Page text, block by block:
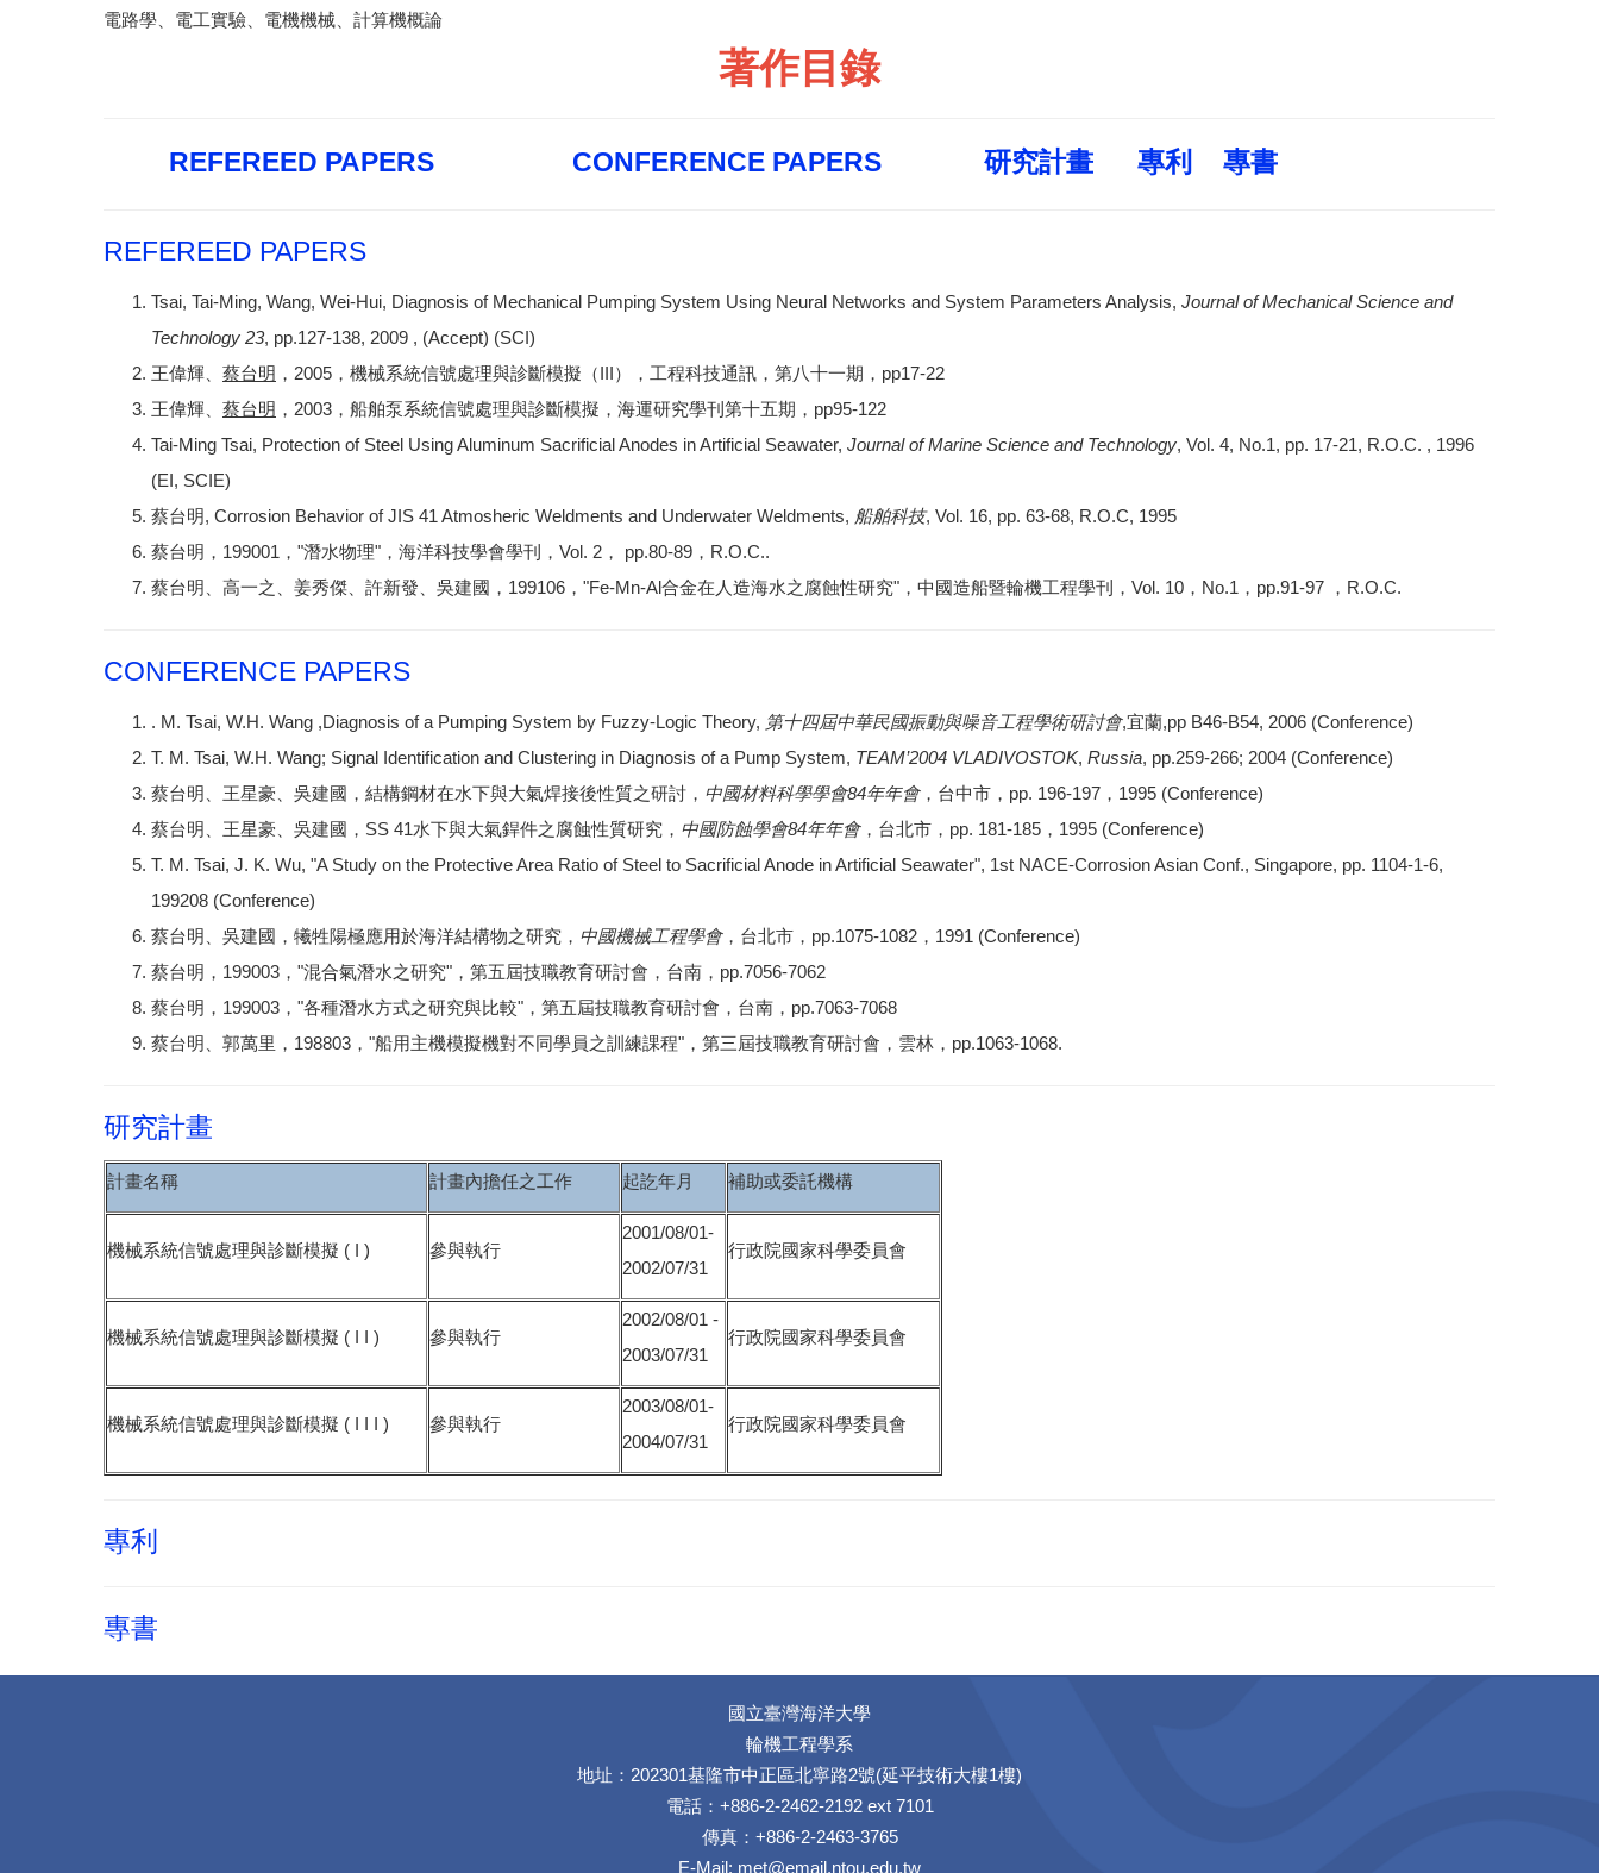
電路學、電工實驗、電機機械、計算機概論
著作目錄
REFEREED PAPERS CONFERENCE PAPERS 研究計畫 專利 專書
REFEREED PAPERS
Tsai, Tai-Ming, Wang, Wei-Hui, Diagnosis of Mechanical Pumping System Using Neural Networks and System Parameters Analysis, Journal of Mechanical Science and
Technology 23, pp.127-138, 2009 , (Accept) (SCI)
王偉輝、 蔡台明 ，2005，機械系統信號處理與診斷模擬（III），工程科技通訊，第八十一期，pp17-22
王偉輝、 蔡台明 ，2003，船舶泵系統信號處理與診斷模擬，海運研究學刊第十五期，pp95-122
Tai-Ming Tsai, Protection of Steel Using Aluminum Sacrificial Anodes in Artificial Seawater, Journal of Marine Science and Technology, Vol. 4, No.1, pp. 17-21, R.O.C. , 1996
(EI, SCIE)
蔡台明, Corrosion Behavior of JIS 41 Atmosheric Weldments and Underwater Weldments, 船舶科技, Vol. 16, pp. 63-68, R.O.C, 1995
蔡台明，199001，"潛水物理"，海洋科技學會學刊，Vol. 2， pp.80-89，R.O.C..
蔡台明、高一之、姜秀傑、許新發、吳建國，199106，"Fe-Mn-Al合金在人造海水之腐蝕性研究"，中國造船暨輪機工程學刊，Vol. 10，No.1，pp.91-97 ，R.O.C.
CONFERENCE PAPERS
. M. Tsai, W.H. Wang ,Diagnosis of a Pumping System by Fuzzy-Logic Theory, 第十四屆中華民國振動與噪音工程學術研討會,宜蘭,pp B46-B54, 2006 (Conference)
T. M. Tsai, W.H. Wang; Signal Identification and Clustering in Diagnosis of a Pump System, TEAM’2004 VLADIVOSTOK, Russia, pp.259-266; 2004 (Conference)
蔡台明、王星豪、吳建國，結構鋼材在水下與大氣焊接後性質之研討， 中國材料科學學會84年年會，台中市，pp. 196-197，1995 (Conference)
蔡台明、王星豪、吳建國，SS 41水下與大氣銲件之腐蝕性質研究， 中國防蝕學會84年年會，台北市，pp. 181-185，1995 (Conference)
T. M. Tsai, J. K. Wu, "A Study on the Protective Area Ratio of Steel to Sacrificial Anode in Artificial Seawater", 1st NACE-Corrosion Asian Conf., Singapore, pp. 1104-1-6,
199208 (Conference)
蔡台明、吳建國，犧牲陽極應用於海洋結構物之研究， 中國機械工程學會，台北市，pp.1075-1082，1991 (Conference)
蔡台明，199003，"混合氣潛水之研究"，第五屆技職教育研討會，台南，pp.7056-7062
蔡台明，199003，"各種潛水方式之研究與比較"，第五屆技職教育研討會，台南，pp.7063-7068
蔡台明、郭萬里，198803，"船用主機模擬機對不同學員之訓練課程"，第三屆技職教育研討會，雲林，pp.1063-1068.
研究計畫
計畫名稱 計畫內擔任之工作 起訖年月 補助或委託機構
機械系統信號處理與診斷模擬 ( I ) 參與執行
2001/08/01-
2002/07/31
行政院國家科學委員會
機械系統信號處理與診斷模擬 ( I I ) 參與執行
2002/08/01 -
2003/07/31
行政院國家科學委員會
機械系統信號處理與診斷模擬 ( I I I ) 參與執行
2003/08/01-
2004/07/31
行政院國家科學委員會
專利
專書
國立臺灣海洋大學
輪機工程學系
地址：202301基隆市中正區北寧路2號(延平技術大樓1樓)
電話：+886-2-2462-2192 ext 7101
傳真：+886-2-2463-3765
E-Mail: met@email.ntou.edu.tw